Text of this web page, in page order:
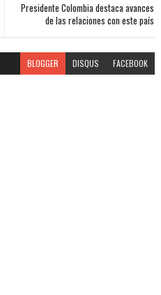
Presidente Colombia destaca avances
de las relaciones con este país
BLOGGER DISQUS FACEBOOK